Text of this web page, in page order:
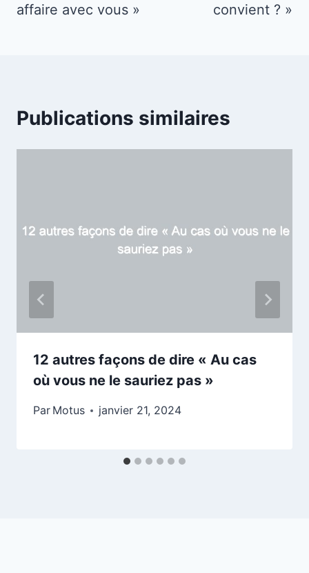
affaire avec vous »
convient ? »
Publications similaires
12 autres façons de dire « Au cas
où vous ne le sauriez pas »
Par Motus janvier 21, 2024